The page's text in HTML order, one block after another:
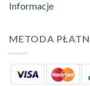
Informacje
METODA